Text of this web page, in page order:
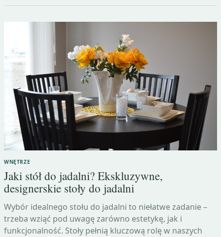
WNĘTRZE
Jaki stół do jadalni? Ekskluzywne,
designerskie stoły do jadalni
Wybór idealnego stołu do jadalni to niełatwe zadanie –
trzeba wziąć pod uwagę zarówno estetykę, jak i
funkcjonalność. Stoły pełnią kluczową rolę w naszych